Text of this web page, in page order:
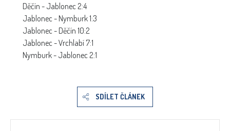
Děčín - Jablonec 2:4
Jablonec - Nymburk 1:3
Jablonec - Děčín 10:2
Jablonec - Vrchlabí 7:1
Nymburk - Jablonec 2:1
SDÍLET ČLÁNEK